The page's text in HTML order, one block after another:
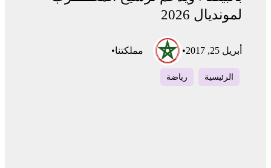
لمونديال 2026
أبريل 25, 2017 • مملكتنا•
الرئيسية رياضة